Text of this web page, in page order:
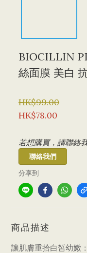
BIOCILLIN
絲面膜 美白
HK$99.00
HK$78.00
若想購買，請聯絡我
聯絡我們
分享到
商品描述
讓肌膚重拾白皙幼嫩：